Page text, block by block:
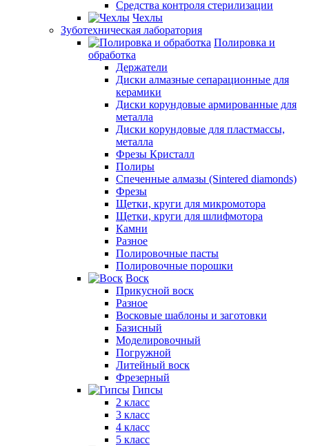
Средства контроля стерилизации
Чехлы
Зуботехническая лаборатория
Полировка и
обработка
Держатели
Диски алмазные сепарационные для
керамики
Диски корундовые армированные для
металла
Диски корундовые для пластмассы,
металла
Фрезы Кристалл
Полиры
Спеченные алмазы (Sintered diamonds)
Фрезы
Щетки, круги для микромотора
Щетки, круги для шлифмотора
Камни
Разное
Полировочные пасты
Полировочные порошки
Воск
Прикусной воск
Разное
Восковые шаблоны и заготовки
Базисный
Моделировочный
Погружной
Литейный воск
Фрезерный
Гипсы
2 класс
3 класс
4 класс
5 класс